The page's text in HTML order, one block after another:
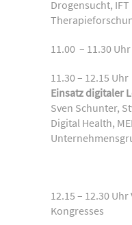
Drogensucht,
11.00 – 11.30
11.30 – 12.15 Uhr
Einsatz digitaler
Sven Schunter,
Digital Health,
12.15 – 12.30
Kongresses